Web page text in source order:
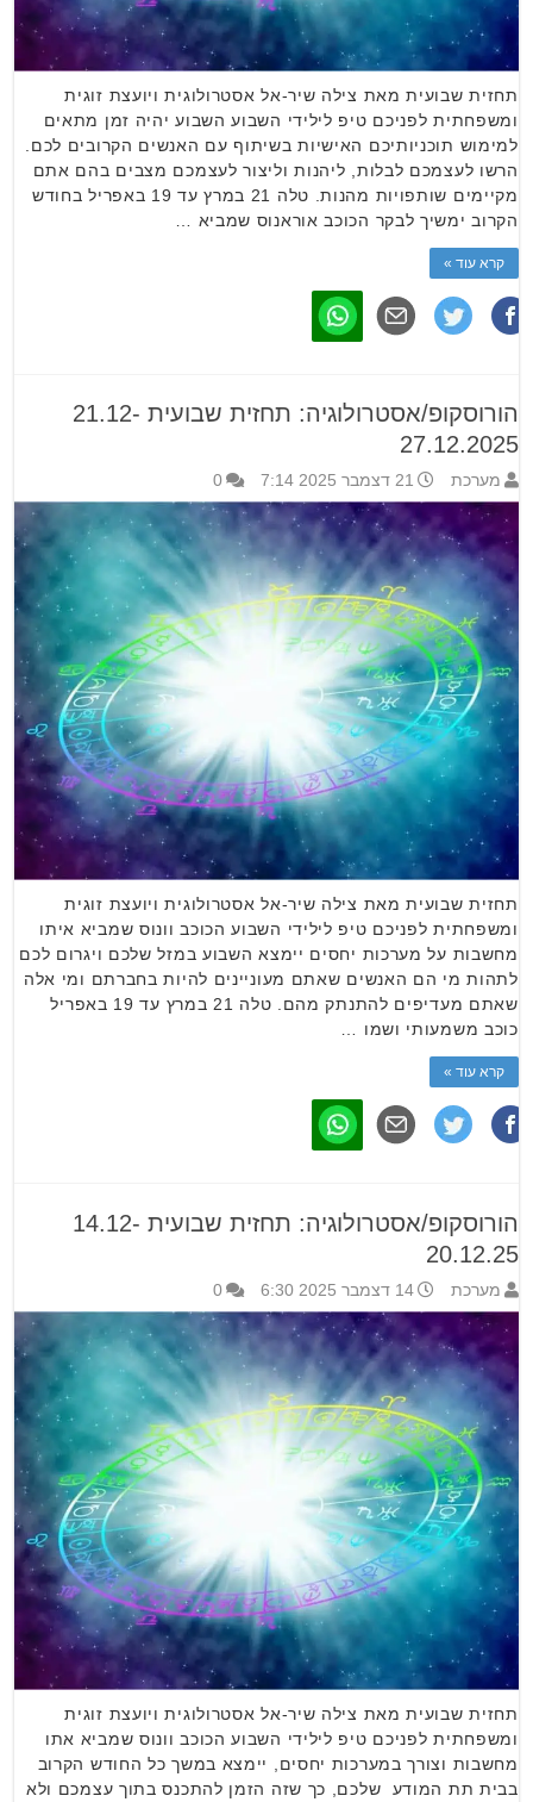
תחזית שבועית מאת צילה שיר-אל אסטרולוגית ויועצת זוגית
ומשפחתית לפניכם טיפ לילידי השבוע השבוע יהיה זמן מתאים
למימוש תוכניותיכם האישיות בשיתוף עם האנשים הקרובים לכם.
הרשו לעצמכם לבלות, ליהנות וליצור לעצמכם מצבים בהם אתם
מקיימים שותפויות מהנות. טלה 21 במרץ עד 19 באפריל בחודש
הקרוב ימשיך לבקר הכוכב אוראנוס שמביא …
קרא עוד »
הורוסקופ/אסטרולוגיה: תחזית שבועית 21.12-
27.12.2025
מערכת 21 דצמבר 2025 7:14 0
תחזית שבועית מאת צילה שיר-אל אסטרולוגית ויועצת זוגית
ומשפחתית לפניכם טיפ לילידי השבוע הכוכב וונוס שמביא איתו
מחשבות על מערכות יחסים יימצא השבוע במזל שלכם ויגרום לכם
לתהות מי הם האנשים שאתם מעוניינים להיות בחברתם ומי אלה
שאתם מעדיפים להתנתק מהם. טלה 21 במרץ עד 19 באפריל
כוכב משמעותי ושמו …
קרא עוד »
הורוסקופ/אסטרולוגיה: תחזית שבועית 14.12-
20.12.25
מערכת 14 דצמבר 2025 6:30 0
תחזית שבועית מאת צילה שיר-אל אסטרולוגית ויועצת זוגית
ומשפחתית לפניכם טיפ לילידי השבוע הכוכב וונוס שמביא אתו
מחשבות וצורך במערכות יחסים, יימצא במשך כל החודש הקרוב
בבית תת המודע שלכם, כך שזה הזמן להתכנס בתוך עצמכם ולא